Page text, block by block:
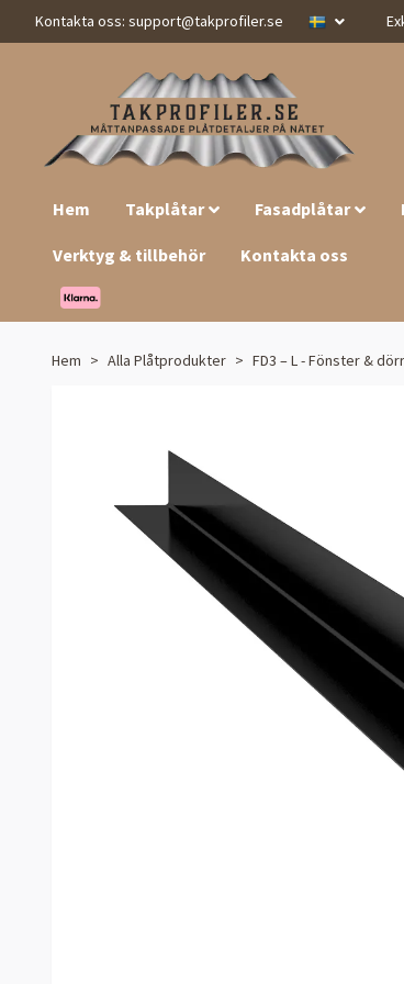
Kontakta oss: support@takprofiler.se
Hem Takplåtar Fasadplåtar
Verktyg & tillbehör Kontakta oss
Hem Alla Plåtprodukter FD3 – L - Fönster &